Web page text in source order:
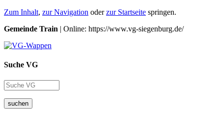
Zum Inhalt, zur Navigation oderzur Startseite springen.
Gemeinde Train | Online: https://www.vg-siegenburg.de/
Suche VG
suchen